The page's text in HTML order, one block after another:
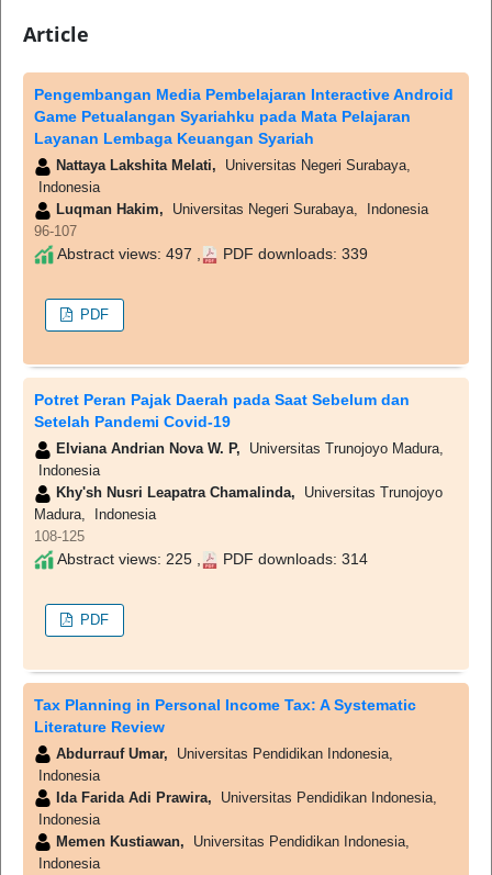
Article
Pengembangan Media Pembelajaran Interactive Android
Game Petualangan Syariahku pada Mata Pelajaran
Layanan Lembaga Keuangan Syariah
Nattaya Lakshita Melati, Universitas Negeri Surabaya,
Indonesia
Luqman Hakim, Universitas Negeri Surabaya, Indonesia
96-107
Abstract views: 497 , PDF downloads: 339
PDF
Potret Peran Pajak Daerah pada Saat Sebelum dan
Setelah Pandemi Covid-19
Elviana Andrian Nova W. P, Universitas Trunojoyo Madura,
Indonesia
Khy'sh Nusri Leapatra Chamalinda, Universitas Trunojoyo
Madura, Indonesia
108-125
Abstract views: 225 , PDF downloads: 314
PDF
Tax Planning in Personal Income Tax: A Systematic
Literature Review
Abdurrauf Umar, Universitas Pendidikan Indonesia,
Indonesia
Ida Farida Adi Prawira, Universitas Pendidikan Indonesia,
Indonesia
Memen Kustiawan, Universitas Pendidikan Indonesia,
Indonesia